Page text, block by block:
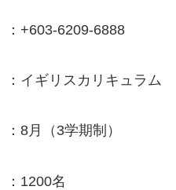
6209-6888
ギリスカリキュラム
（3学期制）
名